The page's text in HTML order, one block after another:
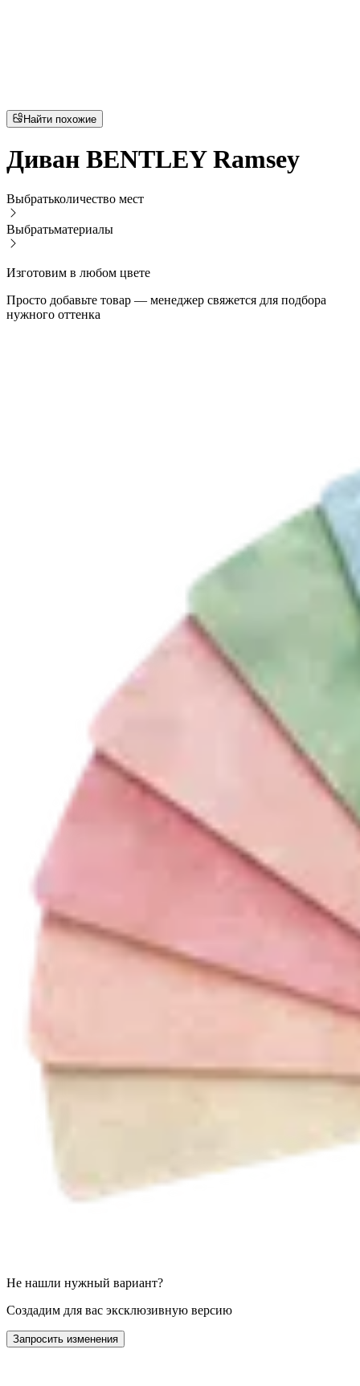
Найти похожие
Диван BENTLEY Ramsey
Выбратьколичество мест
Выбратьматериалы
Изготовим в любом цвете
Просто добавьте товар — менеджер свяжется для подбора
нужного оттенка
Не нашли нужный вариант?
Создадим для вас эксклюзивную версию
Запросить изменения